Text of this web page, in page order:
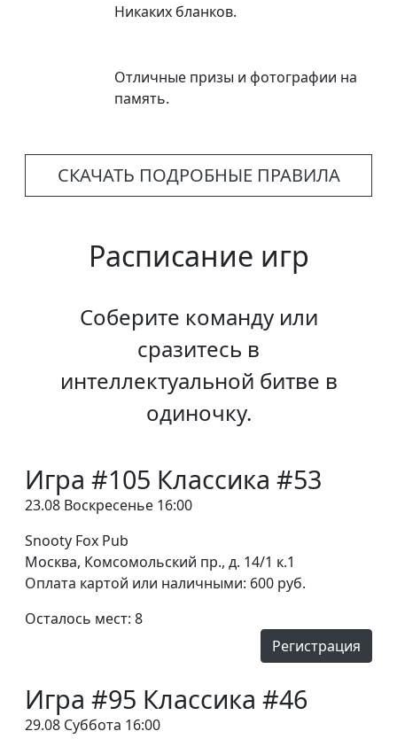
Никаких бланков.
Отличные призы и фотографии на
память.
СКАЧАТЬ ПОДРОБНЫЕ ПРАВИЛА
Расписание игр
Соберите команду или
сразитесь в
интеллектуальной битве в
одиночку.
Игра #105 Классика #53
23.08 Воскресенье 16:00
Snooty Fox Pub
Москва, Комсомольский пр., д. 14/1 к.1
Оплата картой или наличными: 600 руб.
Осталось мест: 8
Регистрация
Игра #95 Классика #46
29.08 Суббота 16:00